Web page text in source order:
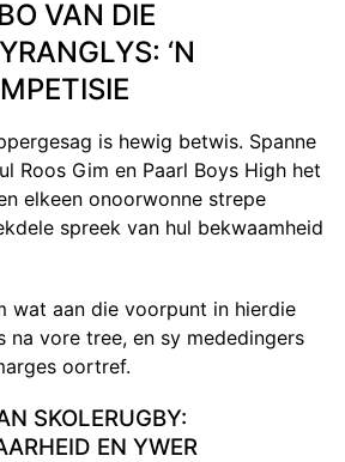
VAN DIE
‘N
is hewig betwis. Spanne
Roos Gim en Paarl Boys High het
elkeen onoorwonne strepe
spreek van hul bekwaamheid
wat aan die voorpunt in hierdie
na vore tree, en sy mededingers
oortref.
SKOLERUGBY:
EN YWER